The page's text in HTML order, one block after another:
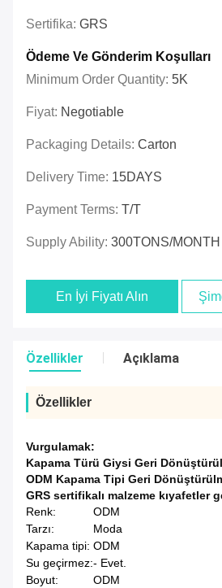
Sertifika: GRS
Ödeme Ve Gönderim Koşulları
Minimum Order Quantity: 5K
Fiyat: Negotiable
Packaging Details: Carton
Delivery Time: 15DAYS
Payment Terms: T/T
Supply Ability: 300TONS/MONTH
En İyi Fiyatı Alın
Özellikler Açıklama
Özellikler
Vurgulamak:
Kapama Türü Giysi Geri
ODM Kapama Tipi Geri
GRS sertifikalı malzeme kıyafetler
Renk:
ODM
Tarzı:
Moda
Kapama tipi: ODM
Su geçirmez:- Evet.
Boyut:
ODM